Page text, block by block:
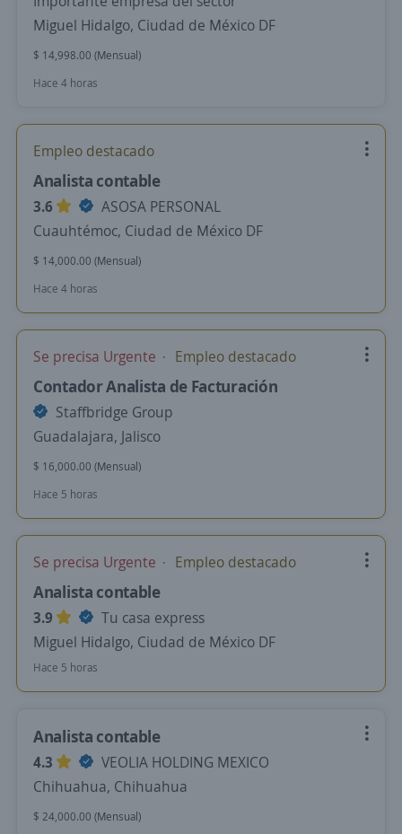
Miguel Hidalgo, Ciudad de México DF
$ 14,998.00 (Mensual)
Hace 4 horas
Empleo destacado
Analista contable
3.6
ASOSA PERSONAL
Cuauhtémoc, Ciudad de México DF
$ 14,000.00 (Mensual)
Hace 4 horas
Se precisa Urgente Empleo destacado
Contador Analista de Facturación
Staffbridge Group
Guadalajara, Jalisco
$ 16,000.00 (Mensual)
Hace 5 horas
Se precisa Urgente Empleo destacado
Analista contable
3.9
Tu casa express
Miguel Hidalgo, Ciudad de México DF
Hace 5 horas
Analista contable
4.3
VEOLIA HOLDING MEXICO
Chihuahua, Chihuahua
$ 24,000.00 (Mensual)